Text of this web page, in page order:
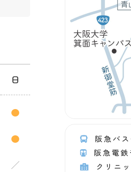
日
●
●
／
阪急バ
阪急電
クリニ